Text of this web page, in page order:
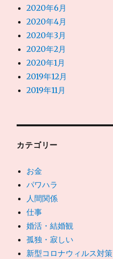
2020年6月
2020年4月
2020年3月
2020年2月
2020年1月
2019年12月
2019年11月
カテゴリー
お金
パワハラ
人間関係
仕事
婚活・結婚観
孤独・寂しい
新型コロナウィルス対策